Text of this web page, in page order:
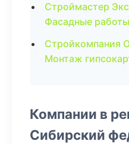
Строймастер
Фасадные работы
Стройкомпания
Монтаж
Компании в
Сибирский